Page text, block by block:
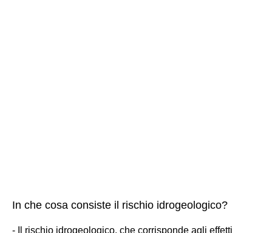
In che cosa consiste il rischio idrogeologico?
- Il rischio idrogeologico, che corrisponde agli effetti